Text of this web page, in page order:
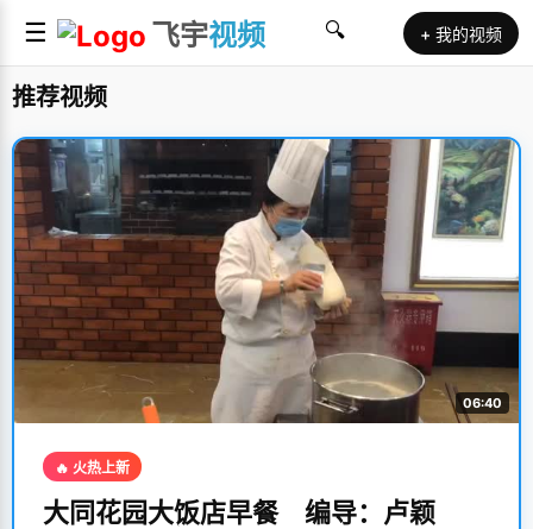
☰ 飞宇视频 🔍 + 我的视频
推荐视频
06:40
🔥 火热上新
大同花园大饭店早餐 编导：卢颖